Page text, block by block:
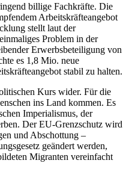
billige Fachkräfte. Die
Arbeitskräfteangebot
stellt laut der
Problem in der
Erwerbsbeteiligung von
es 1,8 Mio. neue
stabil zu halten.
Kurs wider. Für die
ins Land kommen. Es
Imperialismus, der
Der EU-Grenzschutz wird
und Abschottung –
geändert werden,
Migranten vereinfacht